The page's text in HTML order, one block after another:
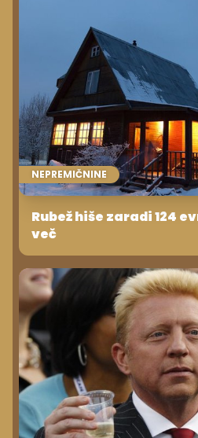
NEPREMIČNINE
Rubež hiše zaradi 124
več